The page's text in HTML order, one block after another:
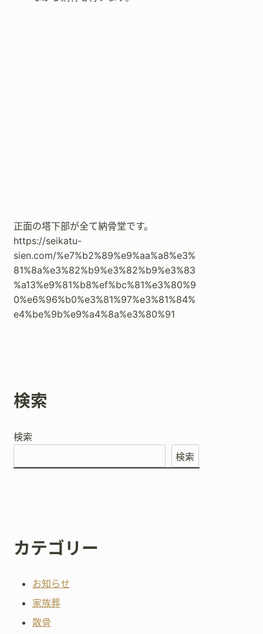
正面の塔下部が全て納骨堂です。
https://seikatu-
sien.com/%e7%b2%89%e9%aa%a8%e3%
81%8a%e3%82%b9%e3%82%b9%e3%83
%a13%e9%81%b8%ef%bc%81%e3%80%9
0%e6%96%b0%e3%81%97%e3%81%84%
e4%be%9b%e9%a4%8a%e3%80%91
検索
検索
検索
カテゴリー
お知らせ
家族葬
散骨